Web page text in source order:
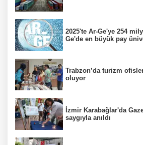
2025'te Ar-Ge'ye 254
Ge'de en büyük pay
Trabzon’da turizm
oluyor
İzmir Karabağlar'da
saygıyla anıldı